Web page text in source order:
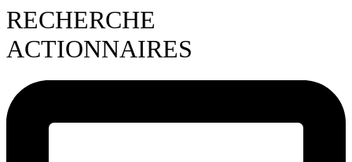
RECHERCHE
ACTIONNAIRES